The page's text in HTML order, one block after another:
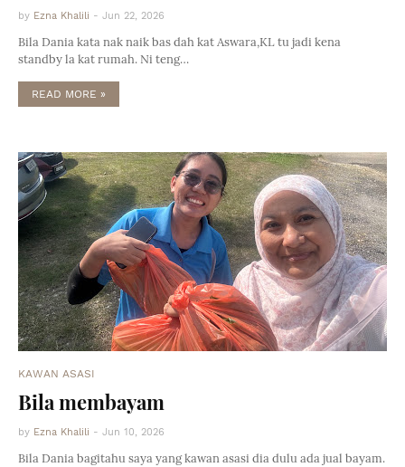
by Ezna Khalili - Jun 22, 2026
Bila Dania kata nak naik bas dah kat Aswara,KL tu jadi kena
standby la kat rumah. Ni teng…
READ MORE »
KAWAN ASASI
Bila membayam
by Ezna Khalili - Jun 10, 2026
Bila Dania bagitahu saya yang kawan asasi dia dulu ada jual bayam.